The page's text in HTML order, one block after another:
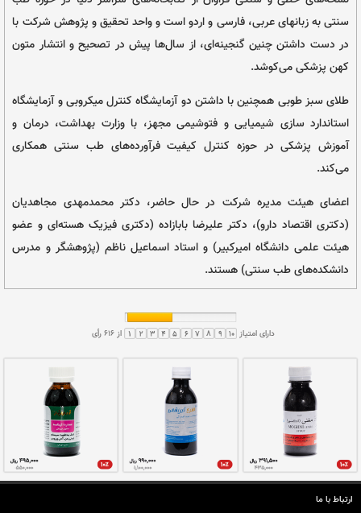
سبز طوبی (سهامی خاص)
شرکت طوبی در سال ۹۳ در تهران به ثبت رسید و با فعالیت مستمر خود در
از ۴۵ دارو از فرآورده‌های طب سنتی در قالب کپسول، شربت،
معجون و... و دو محصول نانو در تاریخ ۹۵ در زمره شرکت‌های دانش‌بنیان در
شد.
این شرکت دارای یک کتابخانه با بیش از ۵۰۰۰ جلد کتاب و نیز تصویر
از کتابخانه‌های سراسر دنیا در حوزه طب
فارسی و اردو است و واحد تحقیق و پژوهش شرکت با
از سال‌ها پیش در تصحیح و انتشار متون
داشتن دو آزمایشگاه کنترل میکروبی و آزمایشگاه
و فتوشیمی مجهز، با وزارت بهداشت، درمان و
کنترل کیفیت فرآورده‌های طب سنتی همکاری
ارتباط با ما